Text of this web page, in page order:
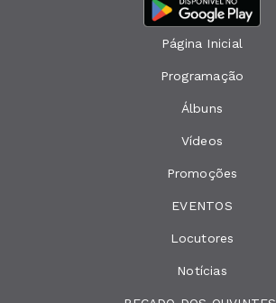
Página Inicial
Programação
Álbuns
Vídeos
Promoções
EVENTOS
Locutores
Notícias